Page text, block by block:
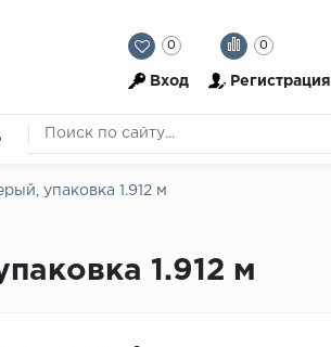
0 0
Вход Регистрация
упаковка 1.912 м
1.912 м